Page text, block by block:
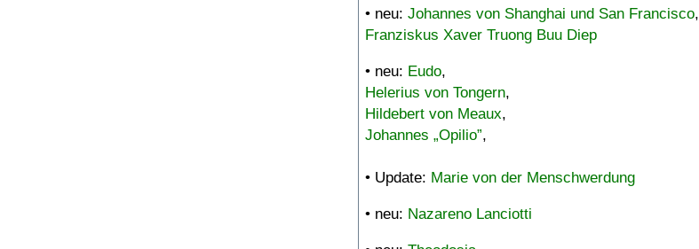
• neu: Johannes von Shanghai und San Francisco,
Franziskus Xaver Truong Buu Diep
• neu: Eudo,
Helerius von Tongern,
Hildebert von Meaux,
Johannes „Opilio”,
• Update: Marie von der Menschwerdung
• neu: Nazareno Lanciotti